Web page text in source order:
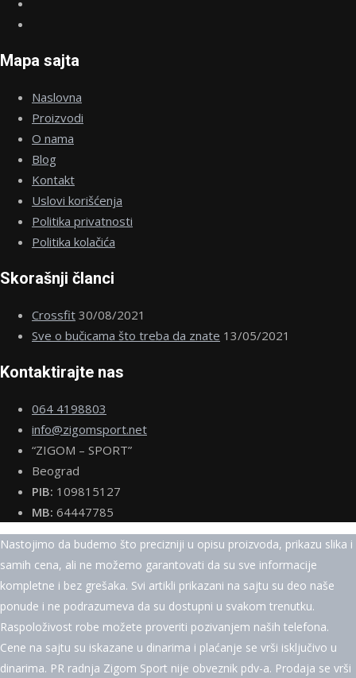
Mapa sajta
Naslovna
Proizvodi
O nama
Blog
Kontakt
Uslovi korišćenja
Politika privatnosti
Politika kolačića
Skorašnji članci
Crossfit 30/08/2021
Sve o bučicama što treba da znate 13/05/2021
Kontaktirajte nas
064 4198803
info@zigomsport.net
“ZIGOM – SPORT”
Beograd
PIB: 109815127
MB: 64447785
Nastojimo da budemo što precizniji u opisu proizvoda, prikazu slika i
samih cena, ali ne možemo garantovati da su sve informacije
kompletne i bez grešaka. Svi artikli prikazani na sajtu su deo naše
ponude i ne podrazumeva da su dostupni u svakom trenutku.
Raspoloživost robe možete proveriti pozivanjem naših telefona.
Cene na sajtu su iskazane u dinarima i plaćanje se vrši isključivo u
dinarima. PR radnja Zigom Sport nije obveznik pdv-a. Prodaja se vrši